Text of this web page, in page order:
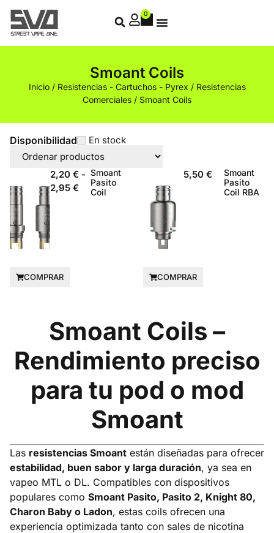
0
Smoant Coils
Inicio/ Resistencias - Cartuchos - Pyrex / Resistencias
Comerciales / Smoant Coils
Disponibilidad En stock
2,20 € -
2,95 €
Smoant
Pasito
Coil
COMPRAR
5,50 €
Smoant
Pasito
Coil RBA
COMPRAR
Smoant Coils –
Rendimiento preciso
para tu pod o mod
Smoant
Las resistencias Smoant están diseñadas para ofrecer
estabilidad, buen sabor y larga duración, ya sea en
vapeo MTL o DL. Compatibles con dispositivos
populares como Smoant Pasito, Pasito 2, Knight 80,
Charon Baby o Ladon, estas coils ofrecen una
experiencia optimizada tanto con sales de nicotina